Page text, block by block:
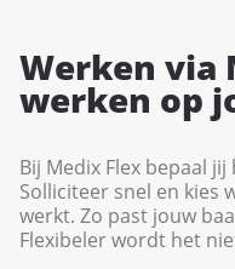
Werken via
werken op
Bij Medix Flex bepaal
Solliciteer snel en kies
werkt. Zo past jouw
Flexibeler wordt het